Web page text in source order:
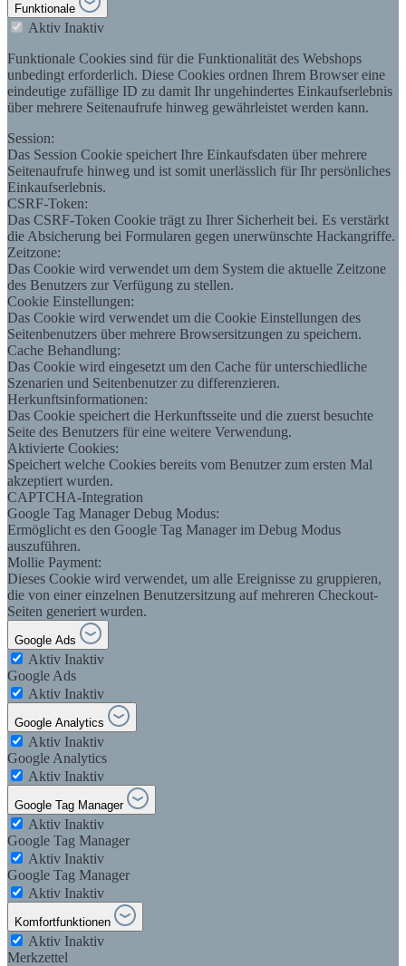
Funktionale
Aktiv Inaktiv
Funktionale Cookies sind für die Funktionalität des Webshops
unbedingt erforderlich. Diese Cookies ordnen Ihrem Browser eine
eindeutige zufällige ID zu damit Ihr ungehindertes Einkaufserlebnis
über mehrere Seitenaufrufe hinweg gewährleistet werden kann.
Session:
Das Session Cookie speichert Ihre Einkaufsdaten über mehrere
Seitenaufrufe hinweg und ist somit unerlässlich für Ihr persönliches
Einkaufserlebnis.
CSRF-Token:
Das CSRF-Token Cookie trägt zu Ihrer Sicherheit bei. Es verstärkt
die Absicherung bei Formularen gegen unerwünschte Hackangriffe.
Zeitzone:
Das Cookie wird verwendet um dem System die aktuelle Zeitzone
des Benutzers zur Verfügung zu stellen.
Cookie Einstellungen:
Das Cookie wird verwendet um die Cookie Einstellungen des
Seitenbenutzers über mehrere Browsersitzungen zu speichern.
Cache Behandlung:
Das Cookie wird eingesetzt um den Cache für unterschiedliche
Szenarien und Seitenbenutzer zu differenzieren.
Herkunftsinformationen:
Das Cookie speichert die Herkunftsseite und die zuerst besuchte
Seite des Benutzers für eine weitere Verwendung.
Aktivierte Cookies:
Speichert welche Cookies bereits vom Benutzer zum ersten Mal
akzeptiert wurden.
CAPTCHA-Integration
Google Tag Manager Debug Modus:
Ermöglicht es den Google Tag Manager im Debug Modus
auszuführen.
Mollie Payment:
Dieses Cookie wird verwendet, um alle Ereignisse zu gruppieren,
die von einer einzelnen Benutzersitzung auf mehreren Checkout-
Seiten generiert wurden.
Google Ads
Aktiv Inaktiv
Google Ads
Aktiv Inaktiv
Google Analytics
Aktiv Inaktiv
Google Analytics
Aktiv Inaktiv
Google Tag Manager
Aktiv Inaktiv
Google Tag Manager
Aktiv Inaktiv
Google Tag Manager
Aktiv Inaktiv
Komfortfunktionen
Aktiv Inaktiv
Merkzettel